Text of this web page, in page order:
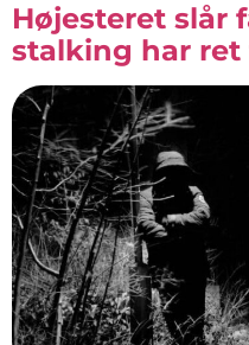
Højesteret slår
stalking har